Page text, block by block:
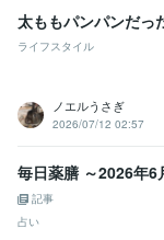
太ももパンパンだっ
ライフスタイル
ノエルうさぎ
2026/07/12 02:57
毎日薬膳 ～2026年6
記事
占い